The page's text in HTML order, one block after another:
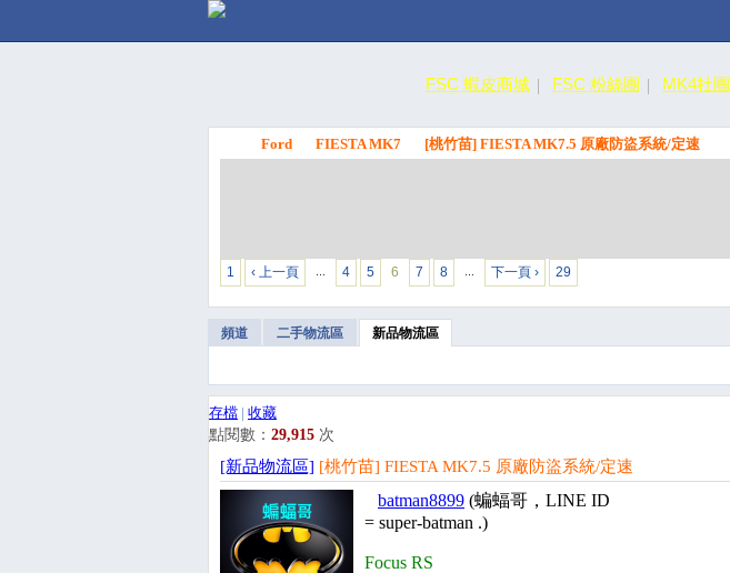
FSC 蝦皮商城 FSC 粉絲團 MK4社團
Ford FIESTA MK7 [桃竹苗] FIESTA MK7.5 原廠防盜系統/定速
1 ‹ 上一頁 … 4 5 6 7 8 … 下一頁 › 29
頻道 二手物流區 新品物流區
存檔 | 收藏
點閱數： 29,915 次
[新品物流區] [桃竹苗] FIESTA MK7.5 原廠防盜系統/定速
batman8899 (蝙蝠哥，LINE ID
= super-batman .)
Focus RS